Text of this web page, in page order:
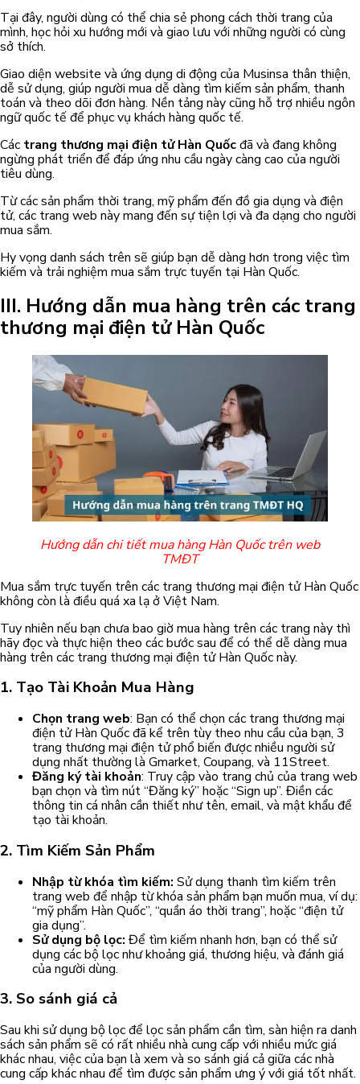
Tại đây, người dùng có thể chia sẻ phong cách thời trang của
mình, học hỏi xu hướng mới và giao lưu với những người có cùng
sở thích.
Giao diện website và ứng dụng di động của Musinsa thân thiện,
dễ sử dụng, giúp người mua dễ dàng tìm kiếm sản phẩm, thanh
toán và theo dõi đơn hàng. Nền tảng này cũng hỗ trợ nhiều ngôn
ngữ quốc tế để phục vụ khách hàng quốc tế.
Các trang thương mại điện tử Hàn Quốcđã và đang không
ngừng phát triển để đáp ứng nhu cầu ngày càng cao của người
tiêu dùng.
Từ các sản phẩm thời trang, mỹ phẩm đến đồ gia dụng và điện
tử, các trang web này mang đến sự tiện lợi và đa dạng cho người
mua sắm.
Hy vọng danh sách trên sẽ giúp bạn dễ dàng hơn trong việc tìm
kiếm và trải nghiệm mua sắm trực tuyến tại Hàn Quốc.
III. Hướng dẫn mua hàng trên các trang
thương mại điện tử Hàn Quốc
Hướng dẫn chi tiết mua hàng Hàn Quốc trên web
TMĐT
Mua sắm trực tuyến trên các trang thương mại điện tử Hàn Quốc
không còn là điều quá xa lạ ở Việt Nam.
Tuy nhiên nếu bạn chưa bao giờ mua hàng trên các trang này thì
hãy đọc và thực hiện theo các bước sau để có thể dễ dàng mua
hàng trên các trang thương mại điện tử Hàn Quốc này.
1. Tạo Tài Khoản Mua Hàng
Chọn trang web: Bạn có thể chọn các trang thương mại
điện tử Hàn Quốc đã kể trên tùy theo nhu cầu của bạn, 3
trang thương mại điện tử phổ biến được nhiều người sử
dụng nhất thường là Gmarket, Coupang, và 11Street.
Đăng ký tài khoản: Truy cập vào trang chủ của trang web
bạn chọn và tìm nút “Đăng ký” hoặc “Sign up”. Điền các
thông tin cá nhân cần thiết như tên, email, và mật khẩu để
tạo tài khoản.
2. Tìm Kiếm Sản Phẩm
Nhập từ khóa tìm kiếm: Sử dụng thanh tìm kiếm trên
trang web để nhập từ khóa sản phẩm bạn muốn mua, ví dụ:
“mỹ phẩm Hàn Quốc”, “quần áo thời trang”, hoặc “điện tử
gia dụng”.
Sử dụng bộ lọc: Để tìm kiếm nhanh hơn, bạn có thể sử
dụng các bộ lọc như khoảng giá, thương hiệu, và đánh giá
của người dùng.
3. So sánh giá cả
Sau khi sử dụng bộ lọc để lọc sản phẩm cần tìm, sàn hiện ra danh
sách sản phẩm sẽ có rất nhiều nhà cung cấp với nhiều mức giá
khác nhau, việc của bạn là xem và so sánh giá cả giữa các nhà
cung cấp khác nhau để tìm được sản phẩm ưng ý với giá tốt nhất.